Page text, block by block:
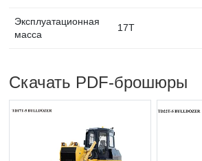
Эксплуатационная
масса
17T
Скачать PDF-брошюры